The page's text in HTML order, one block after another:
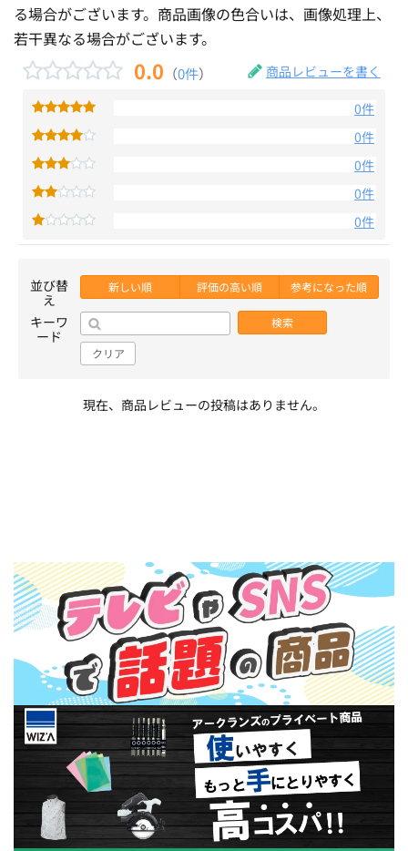
る場合がございます。商品画像の色合いは、画像処理上、
若干異なる場合がございます。
0.0 （0件） 商品レビューを書く
0件
0件
0件
0件
0件
並び替
え
新しい順 評価の高い順 参考になった順
キーワ
ード
検索
クリア
現在、商品レビューの投稿はありません。